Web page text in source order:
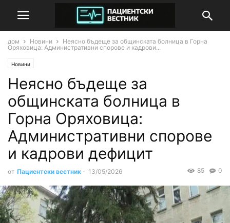
дом Новини
Неясно бъдеще за общинската болница в Горна
Оряховица: Административни спорове и кадрови...
Новини
Неясно бъдеще за
общинската болница в
Горна Оряховица:
Административни спорове
и кадрови дефицит
от Пациентски вестник - 13/05/2026 0
85